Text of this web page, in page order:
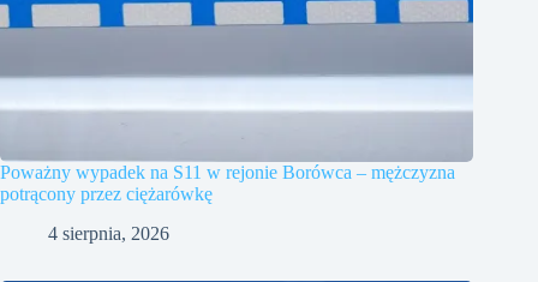
Poważny wypadek na S11 w rejonie Borówca – mężczyzna
potrącony przez ciężarówkę
4 sierpnia, 2026